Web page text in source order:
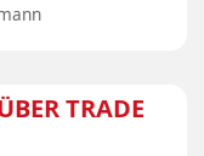
TRADE